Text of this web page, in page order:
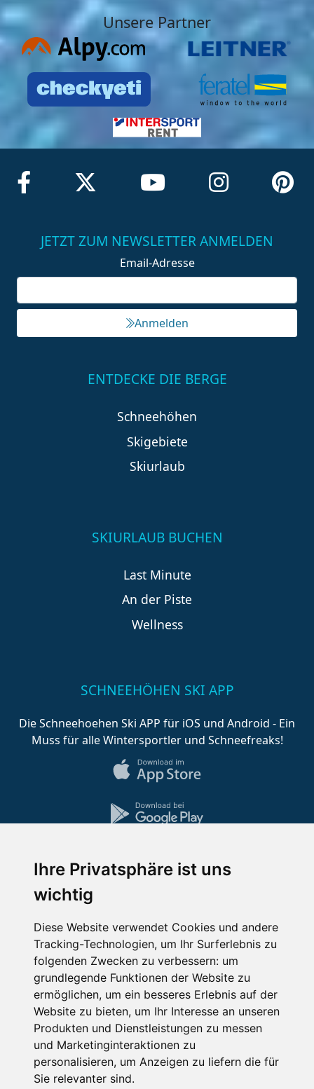
Ihre Privatsphäre ist uns
wichtig
Diese Website verwendet Cookies und andere
Tracking-Technologien, um Ihr Surferlebnis zu
folgenden Zwecken zu verbessern: um
grundlegende Funktionen der Website zu
ermöglichen, um ein besseres Erlebnis auf der
Website zu bieten, um Ihr Interesse an unseren
Produkten und Dienstleistungen zu messen
und Marketinginteraktionen zu
personalisieren, um Anzeigen zu liefern die für
Sie relevanter sind.
Unsere Partner
JETZT ZUM NEWSLETTER ANMELDEN
Email-Adresse
Anmelden
ENTDECKE DIE BERGE
Schneehöhen
Skigebiete
Skiurlaub
SKIURLAUB BUCHEN
Last Minute
An der Piste
Wellness
SCHNEEHÖHEN SKI APP
Die Schneehoehen Ski APP für iOS und Android - Ein
Muss für alle Wintersportler und Schneefreaks!
Impressum
Nutzungsbedingungen
Portale
FAQ Newsletter Mediadaten
Copyright © 2026 Schneemenschen GmbH